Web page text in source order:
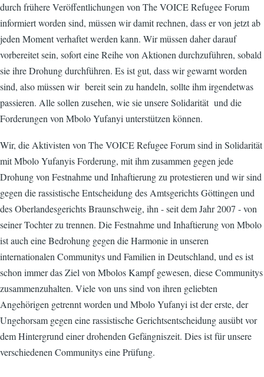
durch frühere Veröffentlichungen von The VOICE Refugee Forum
informiert worden sind, müssen wir damit rechnen, dass er von jetzt ab
jeden Moment verhaftet werden kann. Wir müssen daher darauf
vorbereitet sein, sofort eine Reihe von Aktionen durchzuführen, sobald
sie ihre Drohung durchführen. Es ist gut, dass wir gewarnt worden
sind, also müssen wir bereit sein zu handeln, sollte ihm irgendetwas
passieren. Alle sollen zusehen, wie sie unsere Solidarität und die
Forderungen von Mbolo Yufanyi unterstützen können.
Wir, die Aktivisten von The VOICE Refugee Forum sind in Solidarität
mit Mbolo Yufanyis Forderung, mit ihm zusammen gegen jede
Drohung von Festnahme und Inhaftierung zu protestieren und wir sind
gegen die rassistische Entscheidung des Amtsgerichts Göttingen und
des Oberlandesgerichts Braunschweig, ihn - seit dem Jahr 2007 - von
seiner Tochter zu trennen. Die Festnahme und Inhaftierung von Mbolo
ist auch eine Bedrohung gegen die Harmonie in unseren
internationalen Communitys und Familien in Deutschland, und es ist
schon immer das Ziel von Mbolos Kampf gewesen, diese Communitys
zusammenzuhalten. Viele von uns sind von ihren geliebten
Angehörigen getrennt worden und Mbolo Yufanyi ist der erste, der
Ungehorsam gegen eine rassistische Gerichtsentscheidung ausübt vor
dem Hintergrund einer drohenden Gefängniszeit. Dies ist für unsere
verschiedenen Communitys eine Prüfung.